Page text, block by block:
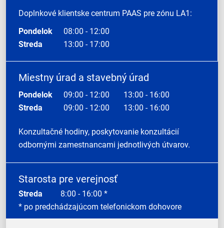
Doplnkové klientske centrum PAAS pre zónu LA1:
Pondelok
08:00 - 12:00
Streda
13:00 - 17:00
Miestny úrad a stavebný úrad
Pondelok 09:00 - 12:00
13:00 - 16:00
Streda
09:00 - 12:00 13:00 - 16:00
Konzultačné hodiny, poskytovanie konzultácií
odbornými zamestnancami jednotlivých útvarov.
Starosta pre verejnosť
Streda 8:00 - 16:00 *
* po predchádzajúcom telefonickom dohovore